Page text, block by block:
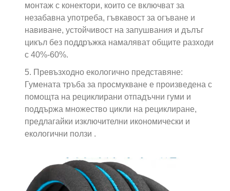
монтаж с конектори, които се включват за
незабавна употреба, гъвкавост за огъване и
навиване, устойчивост на запушвания и дълъг
цикъл без поддръжка намаляват общите разходи
с 40%-60%.
5. Превъзходно екологично представяне:
Гумената тръба за просмукване е произведена с
помощта на рециклирани отпадъчни гуми и
поддържа множество цикли на рециклиране,
предлагайки изключителни икономически и
екологични ползи .